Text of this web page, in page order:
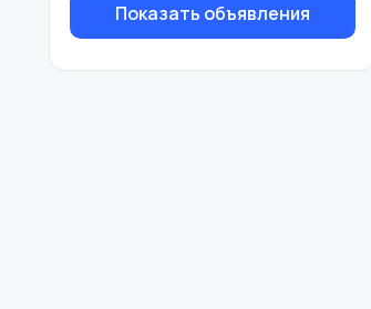
Показать объявления